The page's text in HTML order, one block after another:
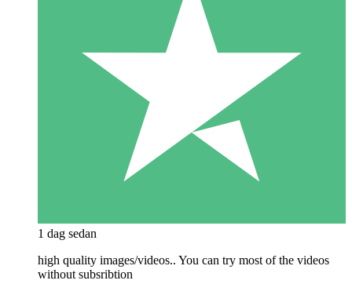
1 dag sedan
high quality images/videos.. You can try most of the videos
without subsribtion